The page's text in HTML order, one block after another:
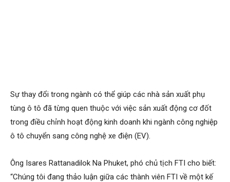
Sự thay đổi trong ngành có thể giúp các nhà sản xuất phụ
tùng ô tô đã từng quen thuộc với việc sản xuất động cơ đốt
trong điều chỉnh hoạt động kinh doanh khi ngành công nghiệp
ô tô chuyển sang công nghệ xe điện (EV).
Ông Isares Rattanadilok Na Phuket, phó chủ tịch FTI cho biết:
“Chúng tôi đang thảo luận giữa các thành viên FTI về một kế